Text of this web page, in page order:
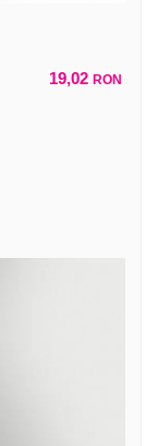
19,02 RON